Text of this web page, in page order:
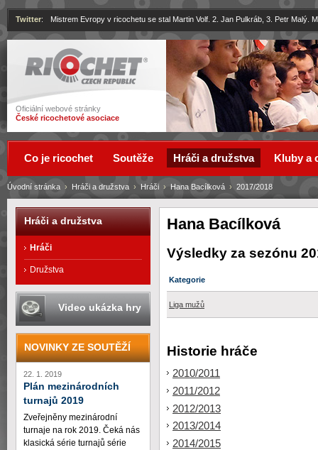
Ricochet
Oficiální webové stránky
České ricochetové asociace
Twitter: Mistrem Evropy v ricochetu se stal Martin Volf. 2. Jan Pulkráb, 3. Petr Malý.
Hana Bacílková
Výsledky za sezónu
Kategorie
Liga mužů
Historie hráče
2010/2011
2011/2012
2012/2013
2013/2014
2014/2015
Úvodní stránka › Hráči a družstva › Hráči › Hana Bacílková › 2017/2018
Co je ricochet Soutěže Hráči a družstva Kluby a
Hráči a družstva
Hráči
Družstva
Video ukázka hry
NOVINKY ZE SOUTĚŽÍ
22. 1. 2019
Plán mezinárodních
turnajů 2019
Zveřejněny mezinárodní
turnaje na rok 2019. Čeká nás
klasická série turnajů série